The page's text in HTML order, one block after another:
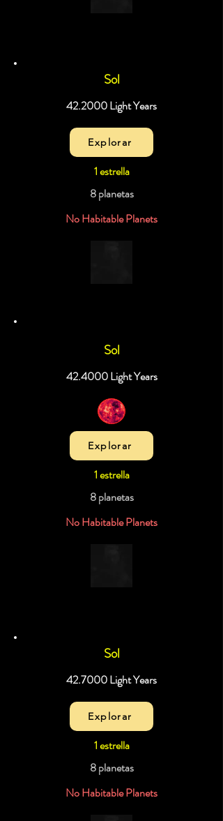
Sol
42.2000 Light Years
Explorar
1 estrella
8 planetas
No Habitable Planets
Sol
42.4000 Light Years
Explorar
1 estrella
8 planetas
No Habitable Planets
Sol
42.7000 Light Years
Explorar
1 estrella
8 planetas
No Habitable Planets